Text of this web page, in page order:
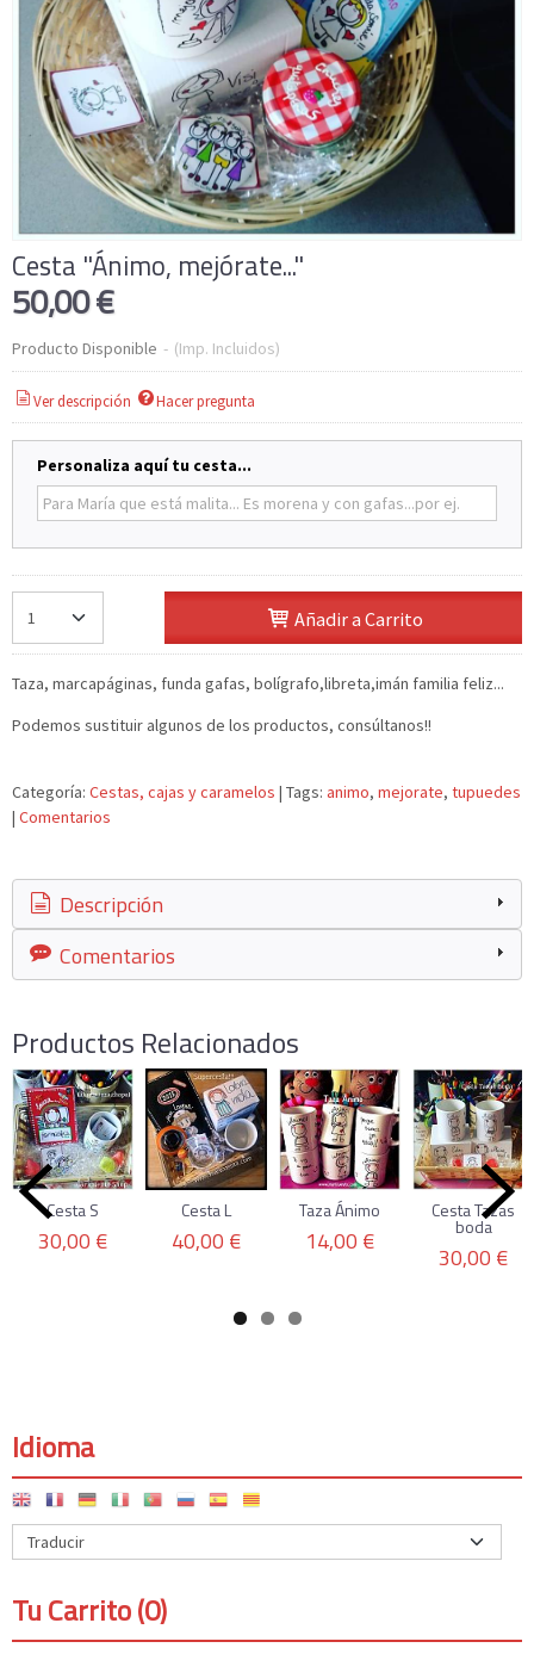
Idioma
Tu Carrito (0)
Cesta "Ánimo, mejórate..."
50,00 €
Producto Disponible - (Imp. Incluidos)
Ver descripción Hacer pregunta
Personaliza aquí tu cesta...
Añadir a Carrito
Taza, marcapáginas, funda gafas, bolígrafo,libreta,imán familia feliz...
Podemos sustituir algunos de los productos, consúltanos!!
Categoría: Cestas, cajas y caramelos | Tags: animo mejorate tupuedes
| Comentarios
Descripción
Comentarios
Productos Relacionados
Cesta S
30,00 €
Cesta L
40,00 €
Taza Ánimo
14,00 €
Cesta Tazas
boda
30,00 €